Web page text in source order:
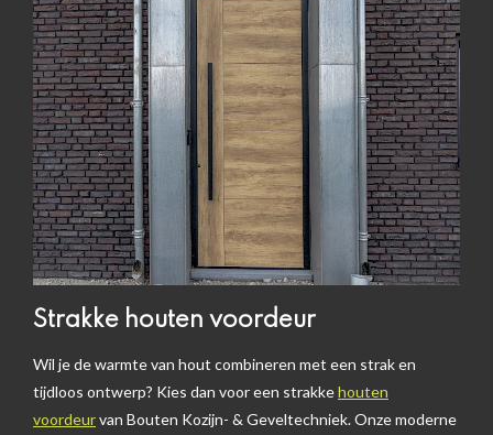
Strakke houten voordeur
Wil je de warmte van hout combineren met een strak en
tijdloos ontwerp? Kies dan voor een strakkehouten
voordeurvan Bouten Kozijn- & Geveltechniek. Onze moderne